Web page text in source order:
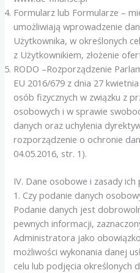
Formularz lub Formularze –
umożliwiają wprowadzenie
Użytkownika, w określonych
z Użytkownikiem, złożenie
RODO –Rozporządzenie
EU 2016/679 z dnia 27
osób fizycznych w związku z
osobowych i w sprawie
danych oraz uchylenia
rozporządzenie o ochronie
04.05.2016, str. 1).
IV. Dane osobowe i zasady
1. Czy podanie danych
Podanie danych jest
pewnych informacji,
Administratora jako
możliwości wykonania danej
celu lub podjęcia określonych